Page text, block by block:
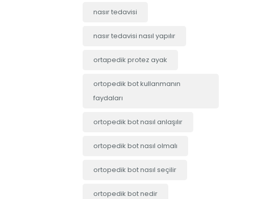
nasır tedavisi
nasır tedavisi nasıl yapılır
ortapedik protez ayak
ortopedik bot kullanmanın
faydaları
ortopedik bot nasıl anlaşılır
ortopedik bot nasıl olmalı
ortopedik bot nasıl seçilir
ortopedik bot nedir